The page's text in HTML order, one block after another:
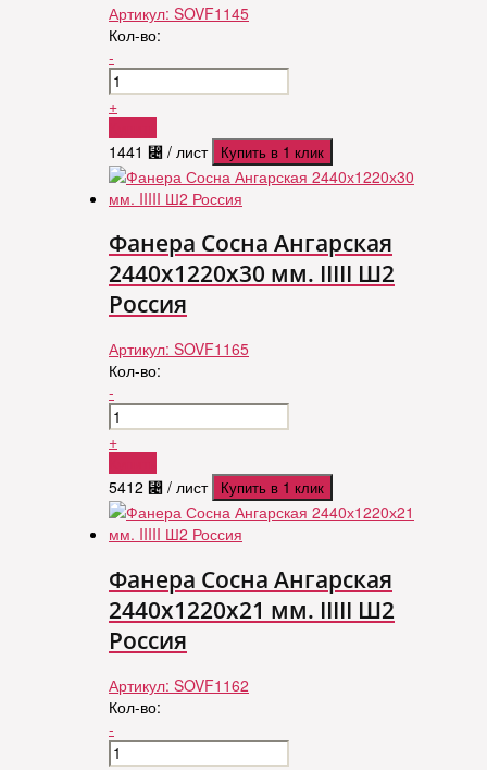
Артикул: SOVF1145
Кол-во:
-
+
1441 ⃄ / лист Купить в 1 клик
Фанера Сосна Ангарская
2440х1220х30 мм. IIIII Ш2
Россия
Артикул: SOVF1165
Кол-во:
-
+
5412 ⃄ / лист Купить в 1 клик
Фанера Сосна Ангарская
2440х1220х21 мм. IIIII Ш2
Россия
Артикул: SOVF1162
Кол-во:
-